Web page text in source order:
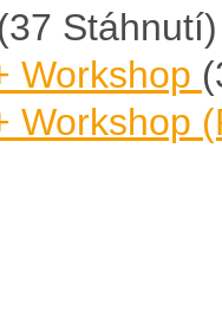
(37 Stáhnutí)
Workshop
Workshop